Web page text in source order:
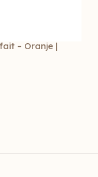
– Oranje |